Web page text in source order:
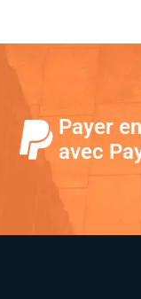
Payer
avec